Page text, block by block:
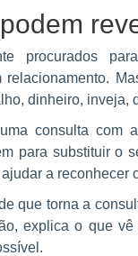
procurados
relacionamento.
dinheiro, inveja,
consulta com
para substituir o
a reconhecer
que torna a
explica o que